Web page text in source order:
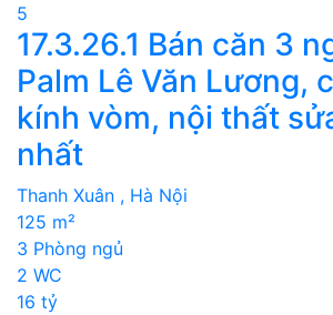
5
17.3.26.1 Bán căn 3
Palm Lê Văn Lương,
kính vòm, nội thất
nhất
Thanh Xuân , Hà Nội
125 m²
3 Phòng ngủ
2 WC
16 tỷ